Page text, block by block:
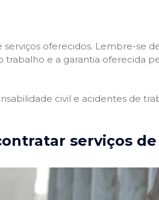
oferecidos. Lembre-se
e a garantia oferecida
civil e acidentes de
serviços